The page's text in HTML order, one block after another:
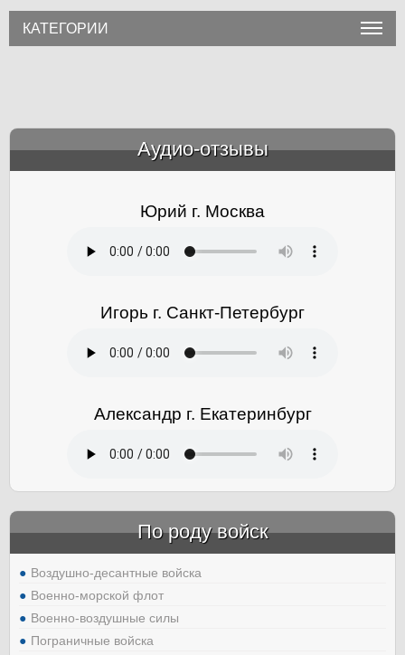
КАТЕГОРИИ
Аудио-отзывы
Юрий г. Москва
Игорь г. Санкт-Петербург
Александр г. Екатеринбург
По роду войск
Воздушно-десантные войска
Военно-морской флот
Военно-воздушные силы
Пограничные войска